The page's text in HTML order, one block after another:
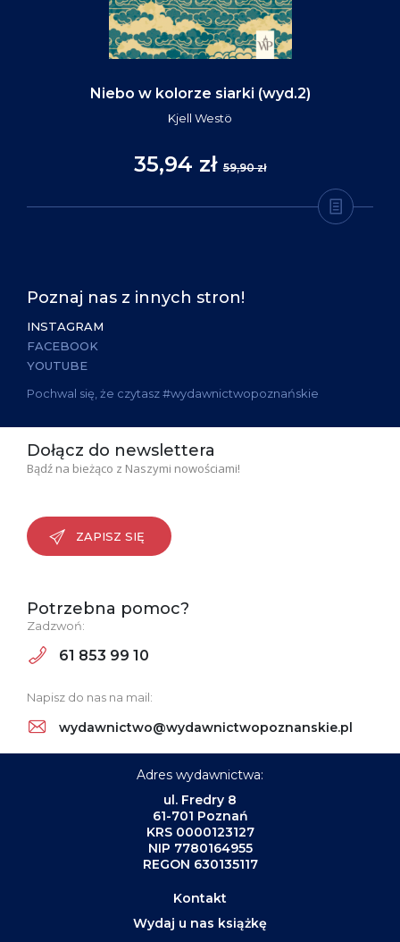
Niebo w kolorze siarki (wyd.2)
Kjell Westö
35,94 zł 59,90 zł
Poznaj nas z innych stron!
INSTAGRAM
FACEBOOK
YOUTUBE
Pochwal się, że czytasz #wydawnictwopoznańskie
Dołącz do newslettera
Bądź na bieżąco z Naszymi nowościami!
ZAPISZ SIĘ
Potrzebna pomoc?
Zadzwoń:
61 853 99 10
Napisz do nas na mail:
wydawnictwo@wydawnictwopoznanskie.pl
Adres wydawnictwa:
ul. Fredry 8
61-701 Poznań
KRS 0000123127
NIP 7780164955
REGON 630135117
Kontakt
Wydaj u nas książkę